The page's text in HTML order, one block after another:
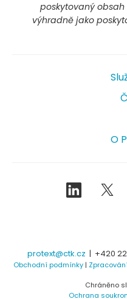
poskytovaný
výhradně jako
O
LinkedIn
protext@ctk.cz | +420
Obchodní podmínky|
Chráněno
Ochrana